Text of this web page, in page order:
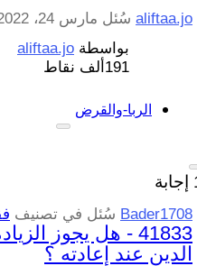
aliftaa.jo سُئل مارس 24، 2022
بواسطة aliftaa.jo
191ألف
نقاط
الربا-والقرض
إجابة
Bader1708 سُئل في تصنيف
41833 - هل يجوز
الدين عند إعادته ؟